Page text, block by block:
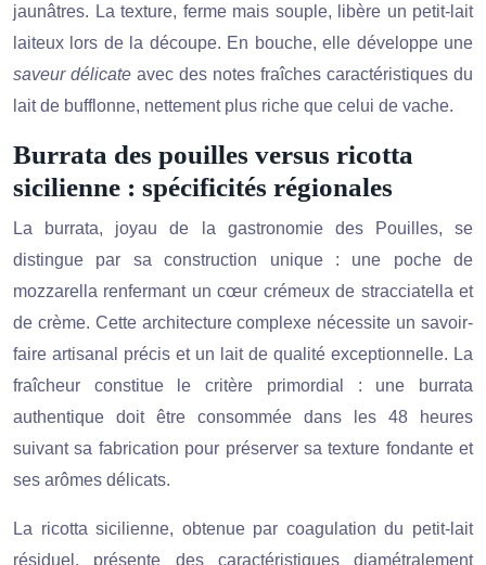
jaunâtres. La texture, ferme mais souple, libère un petit-lait
laiteux lors de la découpe. En bouche, elle développe une
saveur délicate avec des notes fraîches caractéristiques du
lait de bufflonne, nettement plus riche que celui de vache.
Burrata des pouilles versus ricotta
sicilienne : spécificités régionales
La burrata, joyau de la gastronomie des Pouilles, se
distingue par sa construction unique : une poche de
mozzarella renfermant un cœur crémeux de stracciatella et
de crème. Cette architecture complexe nécessite un savoir-
faire artisanal précis et un lait de qualité exceptionnelle. La
fraîcheur constitue le critère primordial : une burrata
authentique doit être consommée dans les 48 heures
suivant sa fabrication pour préserver sa texture fondante et
ses arômes délicats.
La ricotta sicilienne, obtenue par coagulation du petit-lait
résiduel, présente des caractéristiques diamétralement